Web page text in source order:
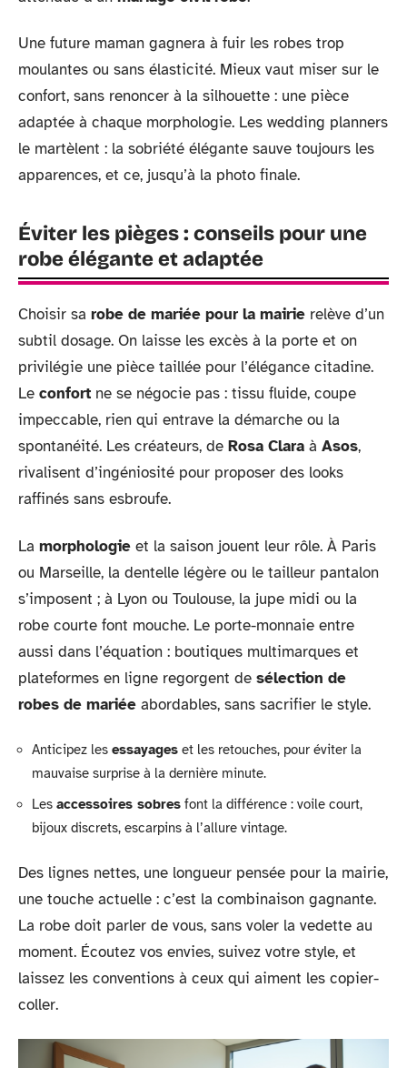
Une future maman gagnera à fuir les robes trop
moulantes ou sans élasticité. Mieux vaut miser sur le
confort, sans renoncer à la silhouette : une pièce
adaptée à chaque morphologie. Les wedding planners
le martèlent : la sobriété élégante sauve toujours les
apparences, et ce, jusqu’à la photo finale.
Éviter les pièges : conseils pour une
robe élégante et adaptée
Choisir sa robe de mariée pour la mairie relève d’un
subtil dosage. On laisse les excès à la porte et on
privilégie une pièce taillée pour l’élégance citadine.
Le confort ne se négocie pas : tissu fluide, coupe
impeccable, rien qui entrave la démarche ou la
spontanéité. Les créateurs, de Rosa Clara à Asos,
rivalisent d’ingéniosité pour proposer des looks
raffinés sans esbroufe.
La morphologie et la saison jouent leur rôle. À Paris
ou Marseille, la dentelle légère ou le tailleur pantalon
s’imposent ; à Lyon ou Toulouse, la jupe midi ou la
robe courte font mouche. Le porte-monnaie entre
aussi dans l’équation : boutiques multimarques et
plateformes en ligne regorgent de sélection de
robes de mariée abordables, sans sacrifier le style.
Anticipez les essayages et les retouches, pour éviter la
mauvaise surprise à la dernière minute.
Les accessoires sobres font la différence : voile court,
bijoux discrets, escarpins à l’allure vintage.
Des lignes nettes, une longueur pensée pour la mairie,
une touche actuelle : c’est la combinaison gagnante.
La robe doit parler de vous, sans voler la vedette au
moment. Écoutez vos envies, suivez votre style, et
laissez les conventions à ceux qui aiment les copier-
coller.